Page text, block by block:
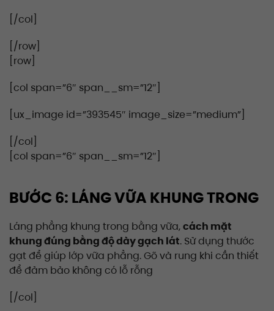
[/col]
[/row]
[row]
[col span=”6″ span__sm=”12″]
[ux_image id=”393545″ image_size=”medium”]
[/col]
[col span=”6″ span__sm=”12″]
BƯỚC 6: LÁNG VỮA KHUNG TRONG
Láng phẳng khung trong bằng vữa,cách mặt
khung đúng bằng độ dày gạch lát. Sử dụng thước
gạt để giúp lớp vữa phẳng. Gõ và rung khi cần thiết
để đảm bảo không có lỗ rỗng
[/col]